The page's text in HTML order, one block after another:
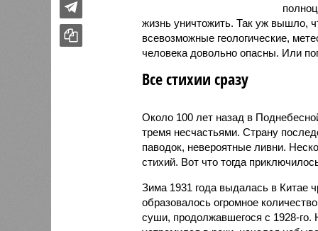
жизнь уничтожить. Так уж вышло,
всевозможные геологические,
человека довольно опасны. Или
Все стихии сразу
Около 100 лет назад в
тремя несчастьями. Страну
паводок, невероятные ливни.
стихий. Вот что тогда
Зима 1931 года выдалась в Китае
образовалось огромное
суши, продолжавшегося с 1928-го.